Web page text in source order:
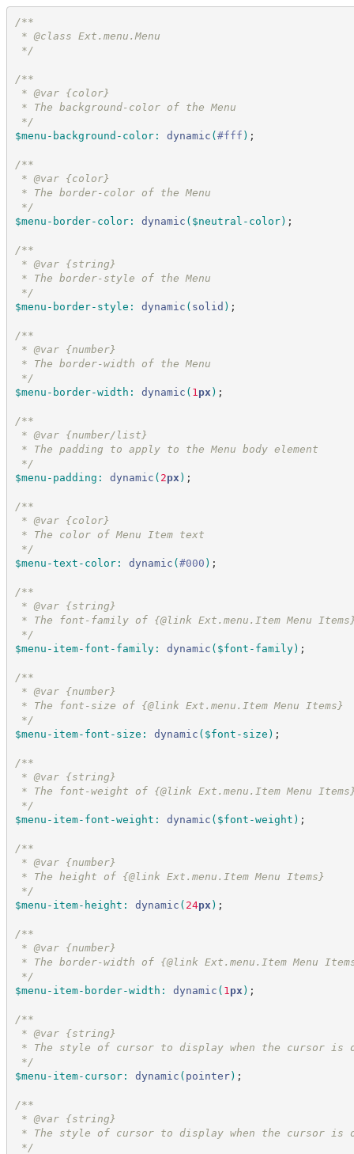
/**
* @class Ext.menu.Menu
*/
/**
* @var {color}
* The background-color of the Menu
*/
$menu-background-color: dynamic (#fff ) ;
/**
* @var {color}
* The border-color of the Menu
*/
$menu-border-color: dynamic ( $neutral-color) ;
/**
* @var {string}
* The border-style of the Menu
*/
$menu-border-style : dynamic ( solid ) ;
/**
* @var {number}
* The border-width of the Menu
*/
$menu-border-width : dynamic ( 1 px ) ;
/**
* @var {number/list}
* The padding to apply to the Menu body element
*/
$menu-padding : dynamic ( 2px ) ;
/**
* @var {color}
* The color of Menu Item text
*/
$menu-text-color: dynamic (#000 ) ;
/**
* @var {string}
* The font-family of {@link Ext.menu.Item Menu
*/
$menu-item-font-family: dynamic ( $font-family) ;
/**
* @var {number}
* The font-size of {@link Ext.menu.Item Menu Items}
*/
$menu-item-font-size : dynamic ( $font-size ) ;
/**
* @var {string}
* The font-weight of {@link Ext.menu.Item Menu
*/
$menu-item-font-weight : dynamic ( $font-weight ) ;
/**
* @var {number}
* The height of {@link Ext.menu.Item Menu Items}
*/
$menu-item-height : dynamic ( 24px ) ;
/**
* @var {number}
* The border-width of {@link Ext.menu.Item Menu
*/
$menu-item-border-width : dynamic ( 1 px ) ;
/**
* @var {string}
* The style of cursor to display when the cursor is
*/
$menu-item-cursor: dynamic ( pointer) ;
/**
* @var {string}
* The style of cursor to display when the cursor is
*/